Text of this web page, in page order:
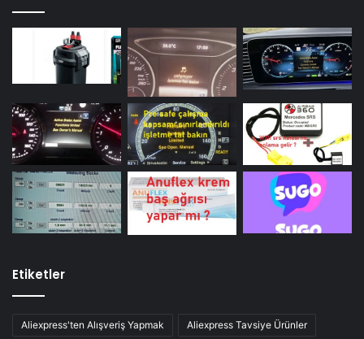
Etiketler
Aliexpress'ten Alışveriş Yapmak Aliexpress Tavsiye Ürünler